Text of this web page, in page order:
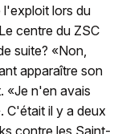
l'exploit lors du
centre du ZSC
suite? «Non,
apparaître son
«Je n'en avais
C'était il y a deux